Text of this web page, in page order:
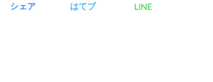
シェア はてブ LINE